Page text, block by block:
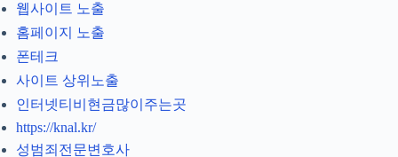
웹사이트 노출
홈페이지 노출
폰테크
사이트 상위노출
인터넷티비현금많이주는곳
https://knal.kr/
성범죄전문변호사